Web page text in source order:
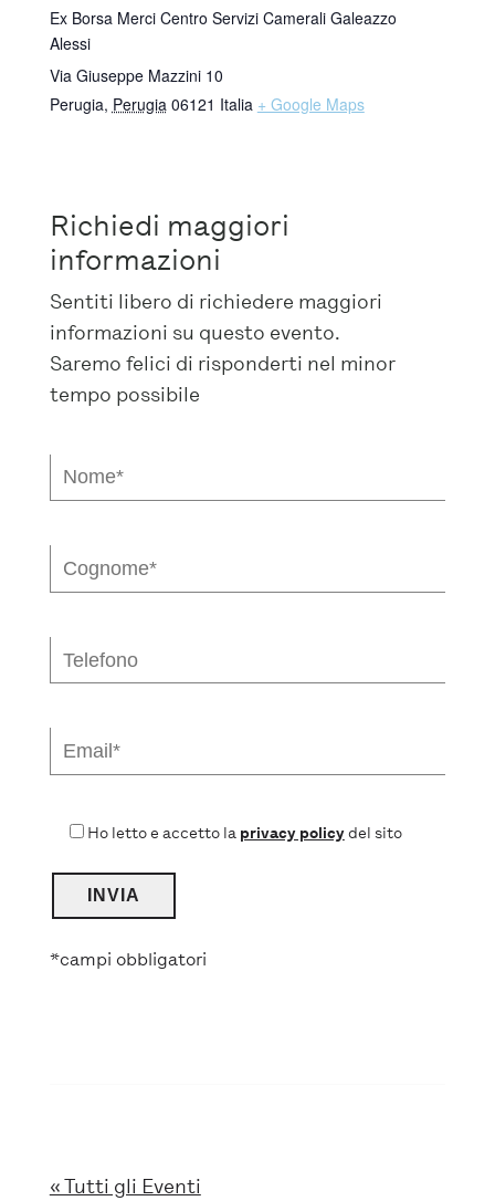
Ex Borsa Merci Centro Servizi Camerali Galeazzo
Alessi
Via Giuseppe Mazzini 10
Perugia, Perugia 06121 Italia + Google Maps
Richiedi maggiori
informazioni
Sentiti libero di richiedere maggiori
informazioni su questo evento.
Saremo felici di risponderti nel minor
tempo possibile
Ho letto e accetto la privacy policydel sito
*campi obbligatori
« Tutti gli Eventi